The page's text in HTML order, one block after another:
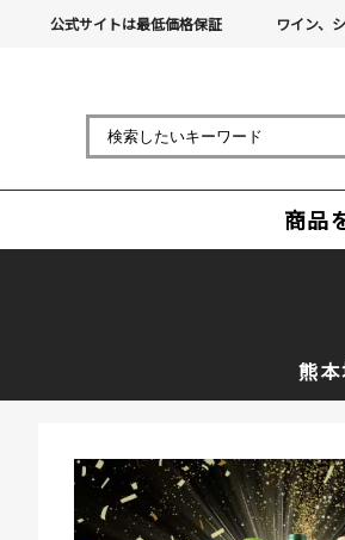
公式サイトは最低価格保証 ワイン、
商品
熊